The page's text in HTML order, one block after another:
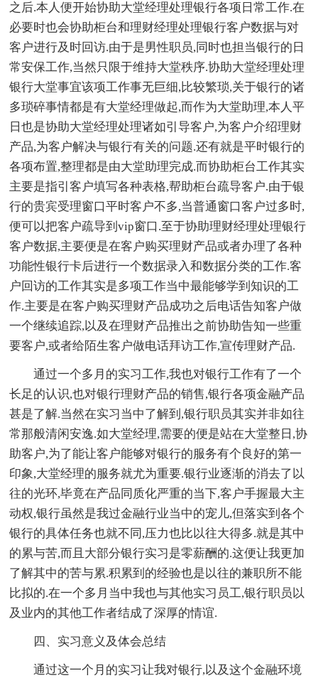
之后.本人便开始协助大堂经理处理银行各项日常工作.在
必要时也会协助柜台和理财经理处理银行客户数据与对
客户进行及时回访.由于是男性职员,同时也担当银行的日
常安保工作,当然只限于维持大堂秩序.协助大堂经理处理
银行大堂事宜该项工作事无巨细,比较繁琐,关于银行的诸
多琐碎事情都是有大堂经理做起,而作为大堂助理,本人平
日也是协助大堂经理处理诸如引导客户,为客户介绍理财
产品,为客户解决与银行有关的问题.还有就是平时银行的
各项布置,整理都是由大堂助理完成.而协助柜台工作其实
主要是指引客户填写各种表格,帮助柜台疏导客户.由于银
行的贵宾受理窗口平时客户不多,当普通窗口客户过多时,
便可以把客户疏导到vip窗口.至于协助理财经理处理银行
客户数据,主要便是在客户购买理财产品或者办理了各种
功能性银行卡后进行一个数据录入和数据分类的工作.客
户回访的工作其实是多项工作当中最能够学到知识的工
作.主要是在客户购买理财产品成功之后电话告知客户做
一个继续追踪,以及在理财产品推出之前协助告知一些重
要客户,或者给陌生客户做电话拜访工作,宣传理财产品.
通过一个多月的实习工作,我也对银行工作有了一个
长足的认识,也对银行理财产品的销售,银行各项金融产品
甚是了解.当然在实习当中了解到,银行职员其实并非如往
常那般清闲安逸.如大堂经理,需要的便是站在大堂整日,协
助客户,为了能让客户能够对银行的服务有个良好的第一
印象,大堂经理的服务就尤为重要.银行业逐渐的消去了以
往的光环,毕竟在产品同质化严重的当下,客户手握最大主
动权,银行虽然是我过金融行业当中的宠儿,但落实到各个
银行的具体任务也就不同,压力也比以往大得多.就是其中
的累与苦,而且大部分银行实习是零薪酬的.这便让我更加
了解其中的苦与累.积累到的经验也是以往的兼职所不能
比拟的.在一个多月当中我也与其他实习员工,银行职员以
及业内的其他工作者结成了深厚的情谊.
四、实习意义及体会总结
通过这一个月的实习让我对银行,以及这个金融环境